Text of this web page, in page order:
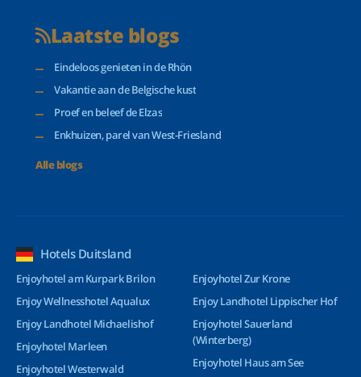
Laatste blogs
Eindeloos genieten in de Rhön
Vakantie aan de Belgische kust
Proef en beleef de Elzas
Enkhuizen, parel van West-Friesland
Alle blogs
Hotels Duitsland
Enjoyhotel am Kurpark Brilon
Enjoy Wellnesshotel Aqualux
Enjoy Landhotel Michaelishof
Enjoyhotel Marleen
Enjoyhotel Westerwald
Enjoyhotel Zur Krone
Enjoy Landhotel Lippischer Hof
Enjoyhotel Sauerland
(Winterberg)
Enjoyhotel Haus am See